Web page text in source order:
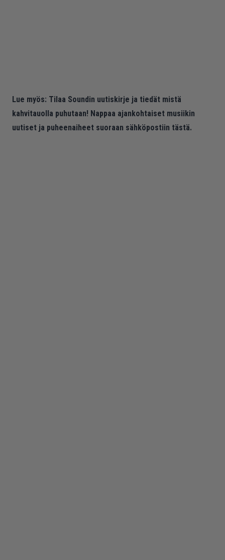
Lue myös: Tilaa Soundin uutiskirje ja tiedät mistä
kahvitauolla puhutaan! Nappaa ajankohtaiset musiikin
uutiset ja puheenaiheet suoraan sähköpostiin tästä.